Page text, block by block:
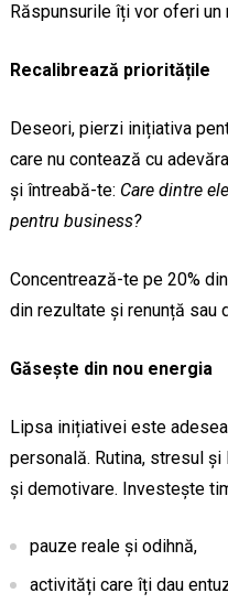
Răspunsurile îți vor oferi un
Recalibrează prioritățile
Deseori, pierzi inițiativa
care nu contează cu
și întreabă-te: Care dintre
pentru business?
Concentrează-te pe 20%
din rezultate și renunță sau
Găsește din nou energia
Lipsa inițiativei este
personală. Rutina, stresul
și demotivare. Investește
pauze reale și odihnă,
activități care îți dau